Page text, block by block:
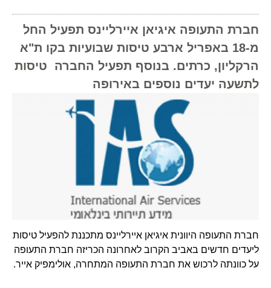
חברת התעופה איגיאן איירליינס תפעיל החל
מ-18 באפריל ארבע טיסות שבועיות בקו ת"א
הרקליון, כרתים. בנוסף תפעיל החברה טיסות
לתשעה יעדים נוספים באירופה
חברת התעופה היוונית איגיאן איירליינס מתכננת להפעיל טיסות
ליעדים חדשים באביב הקרוב לאחרונה הכריזה חברת התעופה
על כוונתה לרכוש את חברת התעופה המתחרה, אולימפיק אייר.